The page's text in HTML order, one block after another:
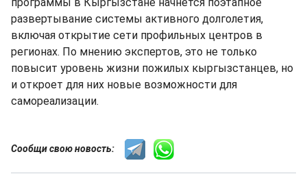
программы в Кыргызстане начнется поэтапное
развертывание системы активного долголетия,
включая открытие сети профильных центров в
регионах. По мнению экспертов, это не только
повысит уровень жизни пожилых кыргызстанцев, но
и откроет для них новые возможности для
самореализации.
Сообщи свою новость: